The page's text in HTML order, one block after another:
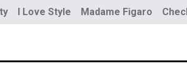
I Love Style Madame Figaro